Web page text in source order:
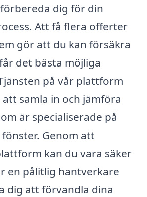
dig för din
Att få flera offerter
gör att du kan försäkra
det bästa möjliga
på vår plattform
samla in och jämföra
är specialiserade på
Genom att
kan du vara säker
en pålitlig hantverkare
dig att förvandla dina